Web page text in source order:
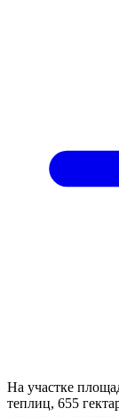
На участке
теплиц, 655